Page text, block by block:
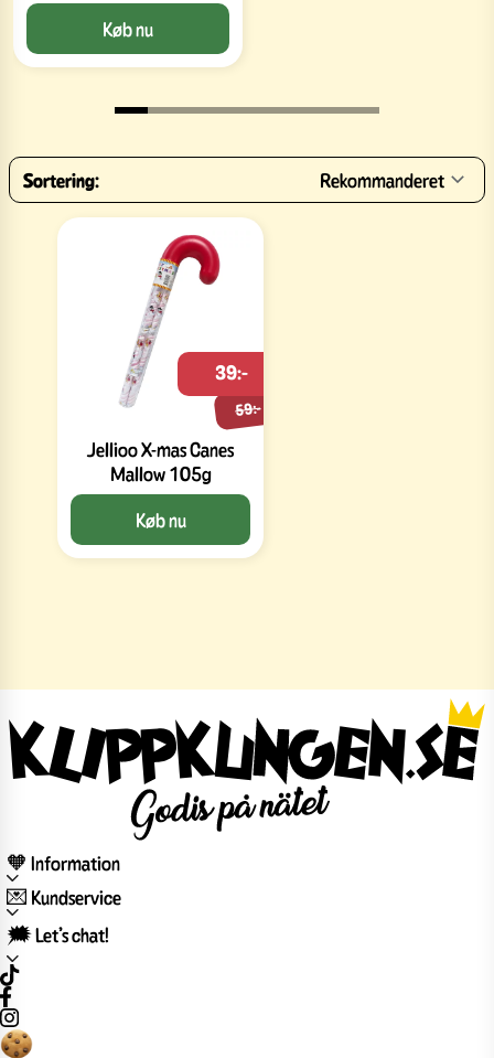
Køb nu
Sortering: Rekommanderet
Jellioo X-mas Canes
Mallow 105g
59:-
39:-
Køb nu
🧡 Information
💌 Kundservice
🗯️ Let’s chat!